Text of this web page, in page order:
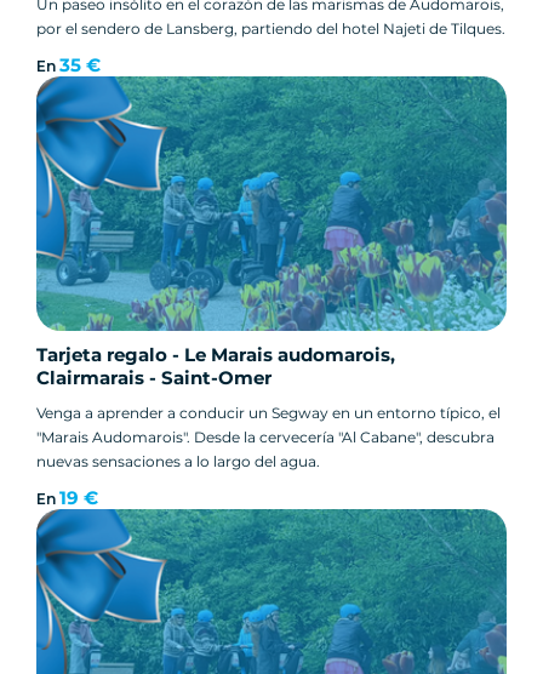
Un paseo insólito en el corazón de las marismas de Audomarois,
por el sendero de Lansberg, partiendo del hotel Najeti de Tilques.
En 35 €
Tarjeta regalo - Le Marais audomarois,
Clairmarais - Saint-Omer
Venga a aprender a conducir un Segway en un entorno típico, el
"Marais Audomarois". Desde la cervecería "Al Cabane", descubra
nuevas sensaciones a lo largo del agua.
En 19 €